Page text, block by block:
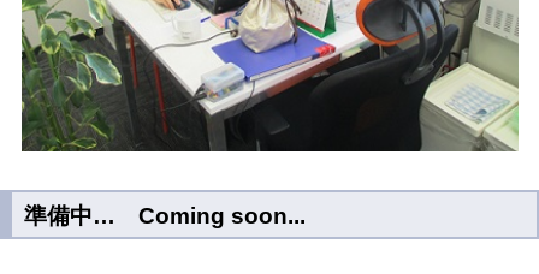
準備中… Coming soon...